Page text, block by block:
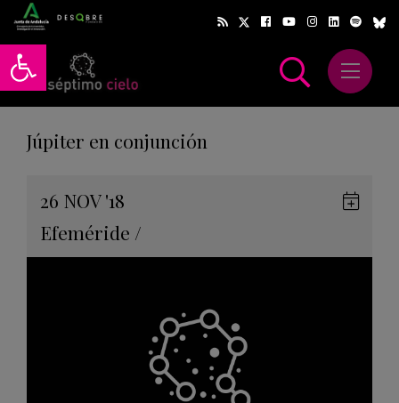
Abrir barra de herramientas
Abrir
Júpiter en conjunción
26 NOV'18
Efeméride /